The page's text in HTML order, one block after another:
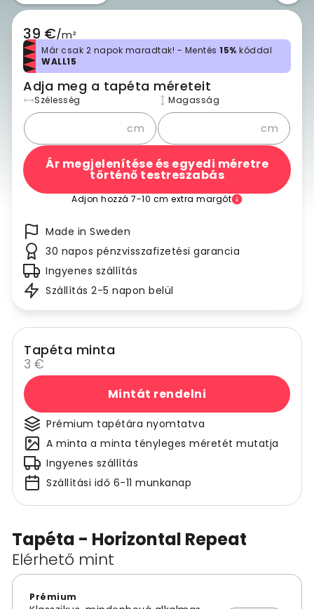
Tapéta - Horizontal Repeat
Elérhető mint
Prémium
39 €/m²
Már csak 2 napok maradtak! - Mentés 15% kóddal
WALL15
Adja meg a tapéta méreteit
Szélesség
cm
Magasság
cm
Ár megjelenítése és egyedi méretre
történő testreszabás
Adjon hozzá 7-10 cm extra margót
Made in Sweden
30 napos pénzvisszafizetési garancia
Ingyenes szállítás
Szállítás 2-5 napon belül
Tapéta minta
3 €
Mintát rendelni
Prémium tapétára nyomtatva
A minta a minta tényleges méretét mutatja
Ingyenes szállítás
Szállítási idő 6-11 munkanap